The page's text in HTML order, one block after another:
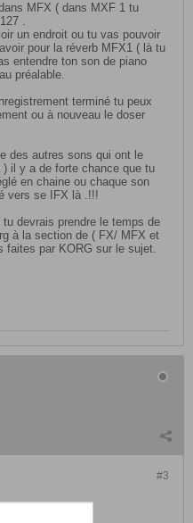
MFX ( dans MXF 1 tu
.
un endroit ou tu vas pouvoir
pour la réverb MFX1 ( là tu
entendre ton son de piano
préalable.
terminé tu peux
ou à nouveau le doser
des autres sons qui ont le
il y a de forte chance que tu
en chaine ou chaque son
vers se IFX là .!!!
devrais prendre le temps de
à la section de ( FX/ MFX et
faites par KORG sur le sujet.
#3